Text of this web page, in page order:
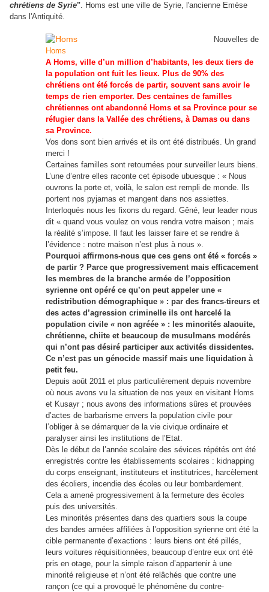
chrétiens de Syrie". Homs est une ville de Syrie, l'ancienne Emèse
dans l'Antiquité.
Nouvelles de
Homs
A Homs, ville d’un million d’habitants, les deux tiers de
la population ont fuit les lieux. Plus de 90% des
chrétiens ont été forcés de partir, souvent sans avoir le
temps de rien emporter. Des centaines de familles
chrétiennes ont abandonné Homs et sa Province pour se
réfugier dans la Vallée des chrétiens, à Damas ou dans
sa Province.
Vos dons sont bien arrivés et ils ont été distribués. Un grand
merci !
Certaines familles sont retournées pour surveiller leurs biens.
L’une d’entre elles raconte cet épisode ubuesque : « Nous
ouvrons la porte et, voilà, le salon est rempli de monde. Ils
portent nos pyjamas et mangent dans nos assiettes.
Interloqués nous les fixons du regard. Gêné, leur leader nous
dit « quand vous voulez on vous rendra votre maison ; mais
la réalité s’impose. Il faut les laisser faire et se rendre à
l’évidence : notre maison n’est plus à nous ».
Pourquoi affirmons-nous que ces gens ont été « forcés »
de partir ? Parce que progressivement mais efficacement
les membres de la branche armée de l’opposition
syrienne ont opéré ce qu’on peut appeler une «
redistribution démographique » : par des francs-tireurs et
des actes d’agression criminelle ils ont harcelé la
population civile « non agréée » : les minorités alaouite,
chrétienne, chiite et beaucoup de musulmans modérés
qui n’ont pas désiré participer aux activités dissidentes.
Ce n’est pas un génocide massif mais une liquidation à
petit feu.
Depuis août 2011 et plus particulièrement depuis novembre
où nous avons vu la situation de nos yeux en visitant Homs
et Kusayr ; nous avons des informations sûres et prouvées
d’actes de barbarisme envers la population civile pour
l’obliger à se démarquer de la vie civique ordinaire et
paralyser ainsi les institutions de l’Etat.
Dès le début de l’année scolaire des sévices répétés ont été
enregistrés contre les établissements scolaires : kidnapping
du corps enseignant, instituteurs et institutrices, harcèlement
des écoliers, incendie des écoles ou leur bombardement.
Cela a amené progressivement à la fermeture des écoles
puis des universités.
Les minorités présentes dans des quartiers sous la coupe
des bandes armées affiliées à l’opposition syrienne ont été la
cible permanente d’exactions : leurs biens ont été pillés,
leurs voitures réquisitionnées, beaucoup d’entre eux ont été
pris en otage, pour la simple raison d’appartenir à une
minorité religieuse et n’ont été relâchés que contre une
rançon (ce qui a provoqué le phénomène du contre-